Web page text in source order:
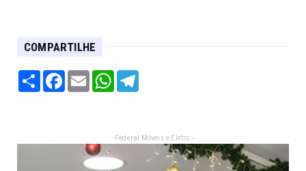
COMPARTILHE
Share Facebook
Email WhatsApp
- Federal Móveis e Eletro: -